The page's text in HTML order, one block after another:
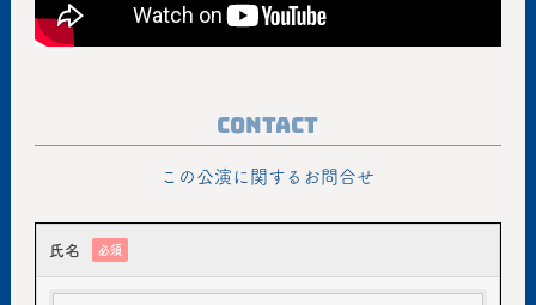
Contact
この公演に関するお問合せ
氏名 必須